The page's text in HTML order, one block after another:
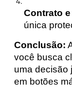
Contrato
única
Conclusão:
você busca
uma decisão
em botões